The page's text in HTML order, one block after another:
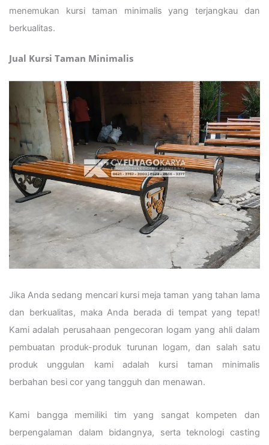
menemukan kursi taman minimalis yang terjangkau dan
berkualitas.
Jual Kursi Taman Minimalis
Jika Anda sedang mencari kursi meja taman yang tahan lama
dan berkualitas, maka Anda berada di tempat yang tepat!
Kami adalah perusahaan pengecoran logam yang ahli dalam
pembuatan produk-produk turunan logam, dan salah satu
produk unggulan kami adalah kursi taman minimalis
berbahan besi cor yang tangguh dan menawan.
Kami bangga memiliki tim yang sangat kompeten dan
berpengalaman dalam bidangnya, serta teknologi casting